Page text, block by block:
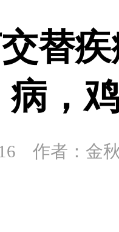
替
病，
16 作者：金